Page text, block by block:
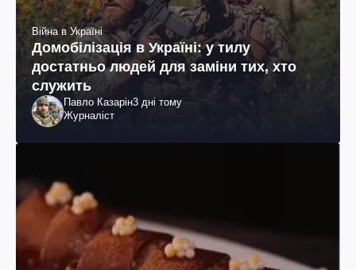
Війна в Україні
Домобілізація в Україні: у тилу
достатньо людей для заміни тих, хто
служить
Павло Казарін3 дні тому
Журналіст